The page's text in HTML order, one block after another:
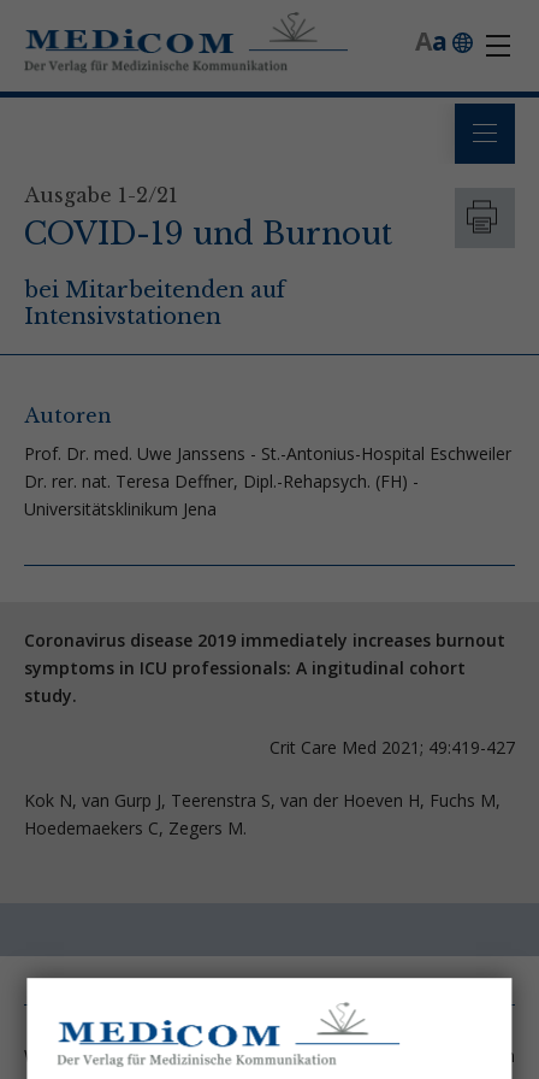
a
A
Ausgabe 1-2/21
COVID-19 und Burnout
bei Mitarbeitenden auf
Intensivstationen
Autoren
Prof. Dr. med. Uwe Janssens - St.-Antonius-Hospital Eschweiler
Dr. rer. nat. Teresa Deffner, Dipl.-Rehapsych. (FH) -
Universitätsklinikum Jena
Coronavirus disease 2019 immediately increases burnout
symptoms in ICU professionals: A ingitudinal cohort
study.
Crit Care Med 2021; 49:419-427
Kok N, van Gurp J, Teerenstra S, van der Hoeven H, Fuchs M,
Hoedemaekers C, Zegers M.
Weltweit haben sich mittlerweile über 116 Millionen Menschen